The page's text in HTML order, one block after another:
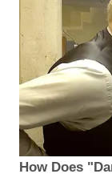
How Does